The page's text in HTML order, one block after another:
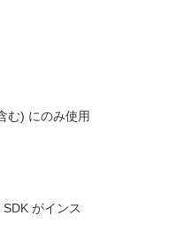
む) にのみ使用
がインス